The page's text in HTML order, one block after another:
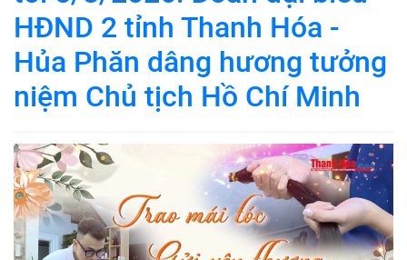
HĐND 2 tỉnh Thanh Hóa -
Hủa Phăn dâng hương tưởng
niệm Chủ tịch Hồ Chí Minh